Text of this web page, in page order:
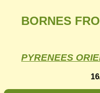
BORNES
PYRENEES